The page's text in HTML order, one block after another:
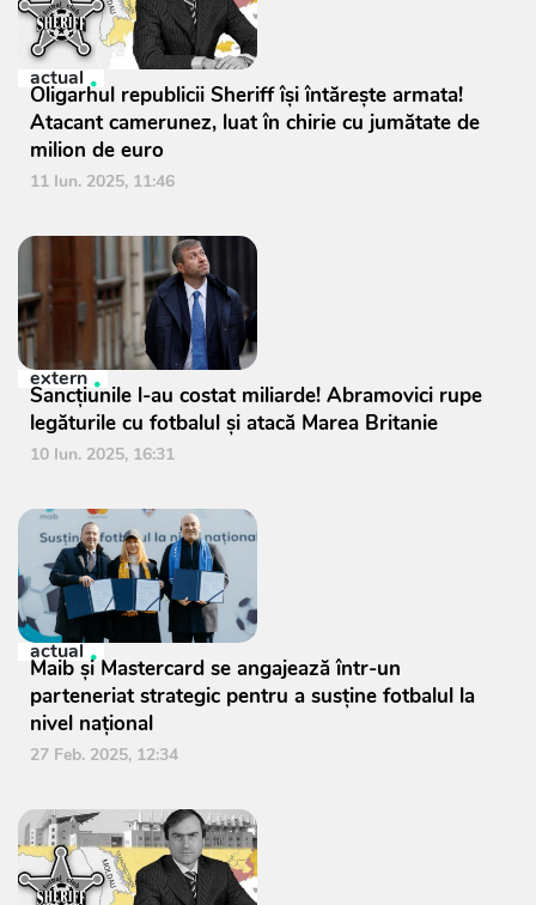
actual
Oligarhul republicii Sheriff își întărește armata!
Atacant camerunez, luat în chirie cu jumătate de
milion de euro
11 Iun. 2025, 11:46
extern
Sancțiunile l-au costat miliarde! Abramovici rupe
legăturile cu fotbalul și atacă Marea Britanie
10 Iun. 2025, 16:31
actual
Maib și Mastercard se angajează într-un
parteneriat strategic pentru a susține fotbalul la
nivel național
27 Feb. 2025, 12:34